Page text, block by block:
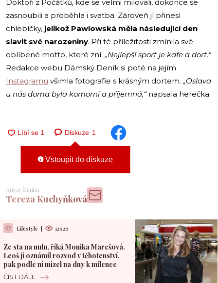
Doktoři z Počátků, kde se velmi milovali, dokonce se
zasnoubili a proběhla i svatba. Zároveň jí přinesl
chlebíčky, jelikož Pawlowská měla následující den
slavit své narozeniny. Při té příležitosti zmínila své
oblíbené motto, které zní: „Nejlepší sport je kafe a dort.“
Redakce webu Dámský Deník si poté na jejím
Instagramu všimla fotografie s krásným dortem. „Oslava
u nás doma byla komorní a příjemná,“napsala herečka.
Diskuze 1
Vstoupit do diskuze
Autor článku
Tereza Kuchyňková
Lifestyle | 12920
Ze sta na nulu, říká Monika Marešová.
Leoš jí oznámil rozvod v těhotenství,
pak podle ní mizel na dny k milence
ČÍST DÁLE